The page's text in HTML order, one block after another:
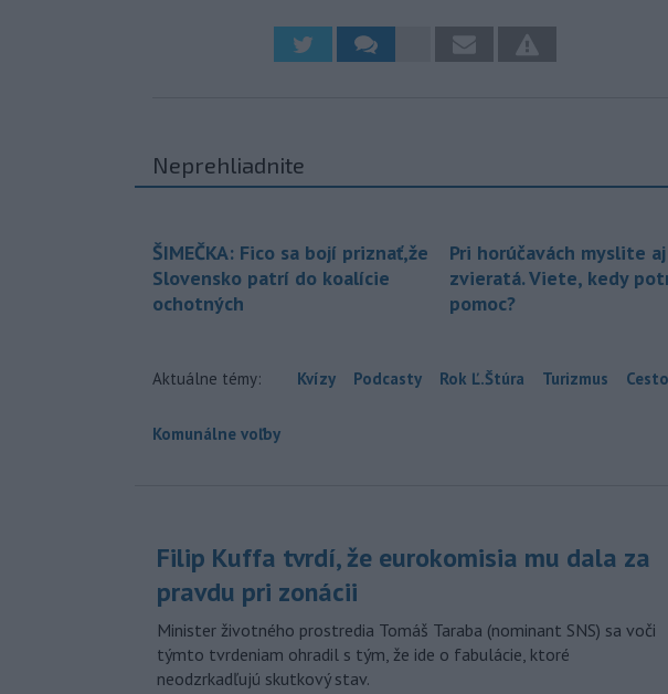
Neprehliadnite
ŠIMEČKA: Fico sa bojí priznať,že
Slovensko patrí do koalície
ochotných
Pri horúčavách myslite
zvieratá. Viete, kedy
pomoc?
Aktuálne témy: Kvízy Podcasty Rok Ľ.Štúra Turizmus
Komunálne voľby
Filip Kuffa tvrdí, že eurokomisia mu dala za
pravdu pri zonácii
Minister životného prostredia Tomáš Taraba (nominant SNS) sa voči
týmto tvrdeniam ohradil s tým, že ide o fabulácie, ktoré
neodzrkadľujú skutkový stav.